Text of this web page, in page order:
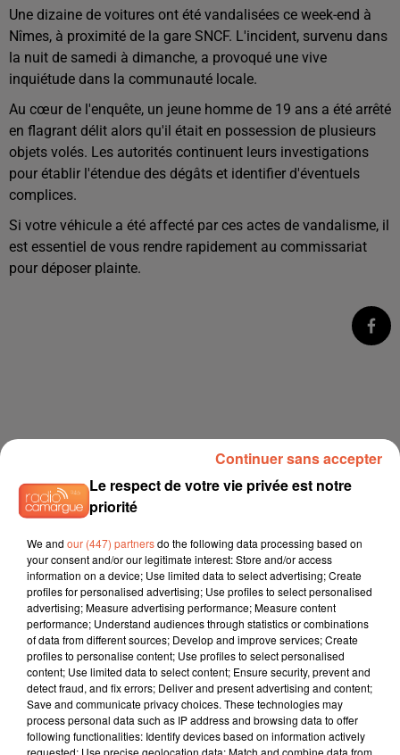
Une dizaine de voitures ont été vandalisées ce week-end à
Nîmes, à proximité de la gare SNCF. L'incident, survenu dans
la nuit de samedi à dimanche, a provoqué une vive
inquiétude dans la communauté locale.
Au cœur de l'enquête, un jeune homme de 19 ans a été arrêté
en flagrant délit alors qu'il était en possession de plusieurs
objets volés. Les autorités continuent leurs investigations
pour établir l'étendue des dégâts et identifier d'éventuels
complices.
Si votre véhicule a été affecté par ces actes de vandalisme, il
est essentiel de vous rendre rapidement au commissariat
pour déposer plainte.
Le respect de votre vie privée est notre
priorité
We and our (447) partnersdo the following data processing based on
your consent and/or our legitimate interest: Store and/or access
information on a device; Use limited data to select advertising; Create
profiles for personalised advertising; Use profiles to select personalised
advertising; Measure advertising performance; Measure content
performance; Understand audiences through statistics or combinations
of data from different sources; Develop and improve services; Create
profiles to personalise content; Use profiles to select personalised
content; Use limited data to select content; Ensure security, prevent and
detect fraud, and fix errors; Deliver and present advertising and content;
Save and communicate privacy choices. These technologies may
process personal data such as IP address and browsing data to offer
following functionalities: Identify devices based on information actively
requested; Use precise geolocation data; Match and combine data from
Continuer sans accepter